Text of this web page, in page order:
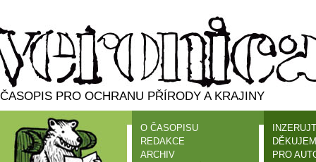
ČASOPIS PRO OCHRANU PŘÍRODY A KRAJINY
O ČASOPISU
REDAKCE
ARCHIV
PRO